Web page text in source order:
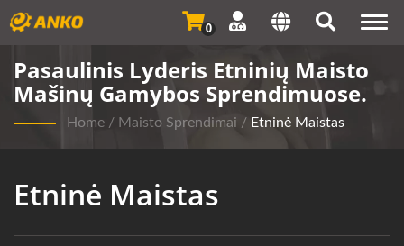
0
Pasaulinis Lyderis Etninių Maisto
Mašinų Gamybos Sprendimuose.
Home / Maisto Sprendimai / Etninė Maistas
Etninė Maistas